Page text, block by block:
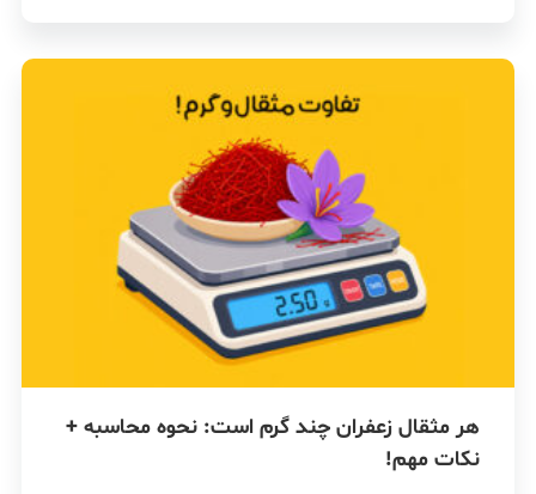
هر مثقال زعفران چند گرم است: نحوه محاسبه +
نکات مهم!